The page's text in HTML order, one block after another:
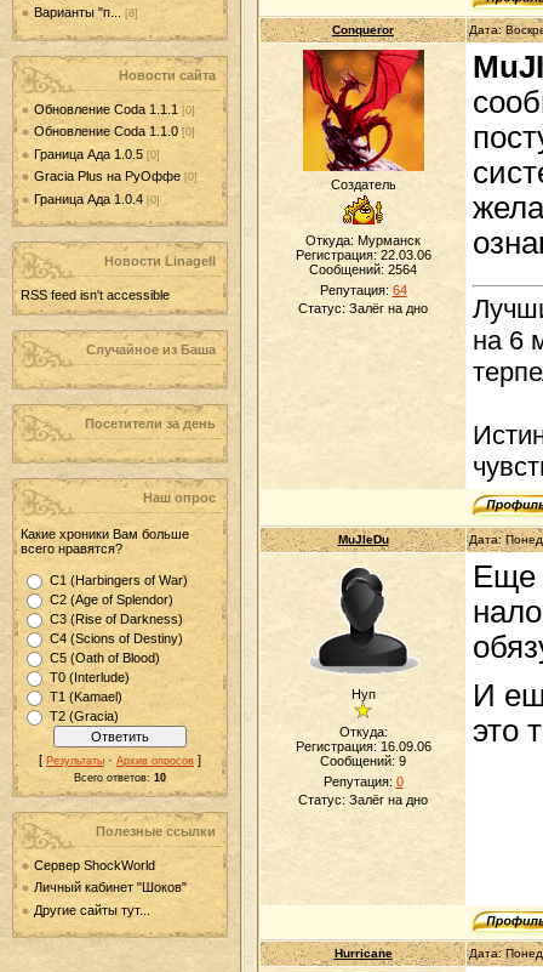
Варианты "п... [8]
Новости сайта
Обновление Coda 1.1.1 [0]
Обновление Coda 1.1.0 [0]
Граница Ада 1.0.5 [0]
Gracia Plus на РуОффе [0]
Граница Ада 1.0.4 [0]
Новости LinageII
RSS feed isn't accessible
Случайное из Баша
Посетители за день
Наш опрос
Какие хроники Вам больше
всего нравятся?
С1 (Harbingers of War)
С2 (Age of Splendor)
С3 (Rise of Darkness)
С4 (Scions of Destiny)
С5 (Oath of Blood)
T0 (Interlude)
Т1 (Kamael)
T2 (Gracia)
[ Результаты · Архив опросов ]
Всего ответов: 10
Полезные ссылки
Сервер ShockWorld
Личный кабинет "Шоков"
Другие сайты тут...
Conqueror Дата:
Создатель
Откуда: Мурманск
Регистрация: 22.03.06
Сообщений: 2564
Репутация: 64
Статус: Залёг на дно
на 6
MuJIeDu Дата:
Нуп
Откуда:
Регистрация: 16.09.06
Сообщений: 9
Репутация: 0
Статус: Залёг на дно
Еще
И
это
Hurricane Дата: